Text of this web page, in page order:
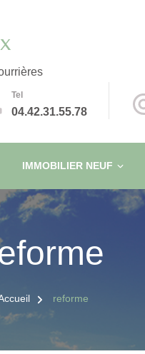
Tel
04.42.31.55.78
IMMOBILIER NEUF
reforme